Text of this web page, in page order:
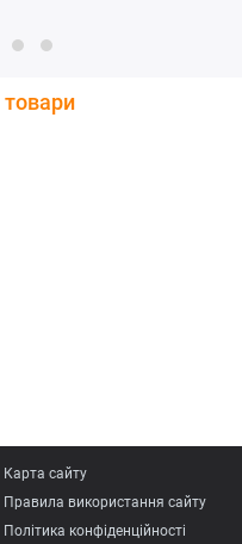
товари
Карта сайту
Правила використання сайту
Політика конфіденційності